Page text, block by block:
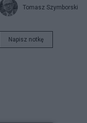
Tomasz Szymborski
Napisz notkę